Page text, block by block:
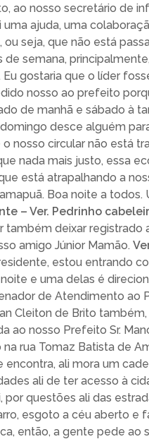
ao nosso secretário de
uma ajuda, uma
seja, que não está
de semana,
Eu gostaria que o líder
nosso ao prefeito
de manhã e sábado à
desce alguém
nosso circular não está
nada mais justo, essa
está atrapalhando a
Boa noite a todos.
– Ver. Pedrinho
também deixar registrado
amigo Júnior Mamão.
estou entrando
e uma delas é
de Atendimento ao
Cleiton de Brito
ao nosso Prefeito Sr.
na rua Tomaz Batista de
encontra, ali mora um
ali de ter acesso à
por questões ali das
esgoto a céu aberto e
então, a gente pede ao